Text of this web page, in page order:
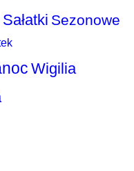
Sałatki Sezonowe
Wigilia